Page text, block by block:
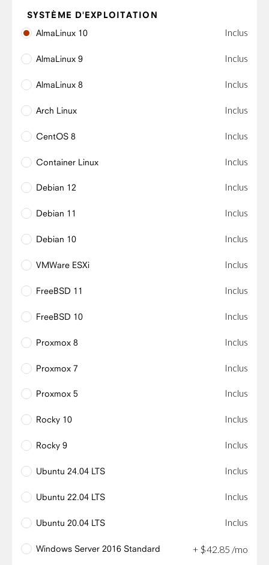
SYSTÈME D'EXPLOITATION
AlmaLinux 10
Inclus
AlmaLinux 9 Inclus
AlmaLinux 8 Inclus
Arch Linux Inclus
CentOS 8 Inclus
Container Linux Inclus
Debian 12 Inclus
Debian 11 Inclus
Debian 10 Inclus
VMWare ESXi Inclus
FreeBSD 11 Inclus
FreeBSD 10 Inclus
Proxmox 8 Inclus
Proxmox 7 Inclus
Proxmox 5 Inclus
Rocky 10 Inclus
Rocky 9 Inclus
Ubuntu 24.04 LTS Inclus
Ubuntu 22.04 LTS Inclus
Ubuntu 20.04 LTS Inclus
Windows Server 2016 Standard + $42 85 /mo